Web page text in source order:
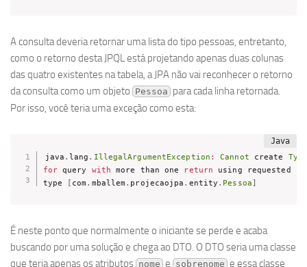
A consulta deveria retornar uma lista do tipo pessoas, entretanto,
como o retorno desta JPQL está projetando apenas duas colunas
das quatro existentes na tabela, a JPA não vai reconhecer o retorno
da consulta como um objeto Pessoa para cada linha retornada.
Por isso, você teria uma exceção como esta:
java .lang . IllegalArgumentException : Cannot create
for query with more than one return using requested
type
[ com. mballem. projecaojpa . entity . Pessoa ]
É neste ponto que normalmente o iniciante se perde e acaba
buscando por uma solução e chega ao DTO. O DTO seria uma classe
que teria apenas os atributos nome e sobrenome e essa classe